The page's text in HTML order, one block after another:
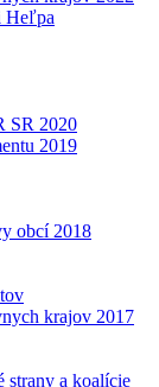
Heľpa
SR 2020
2019
obcí 2018
krajov 2017
strany a koalície